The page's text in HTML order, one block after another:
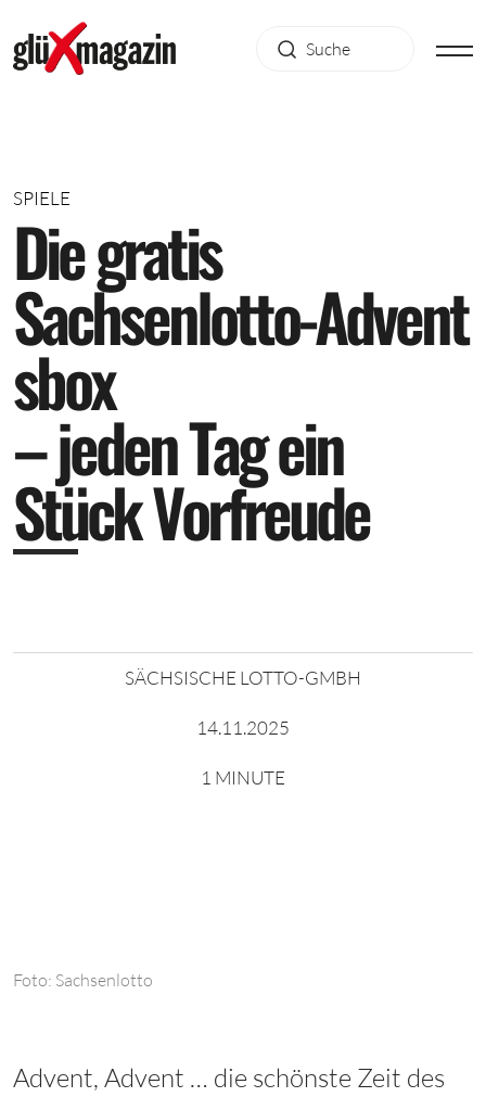
SPIELE
Diegratis
Sachsenlotto-Advent
sbox
–jedenTagein
StückVorfreude
SÄCHSISCHE LOTTO-GMBH
14.11.2025
1 MINUTE
Foto: Sachsenlotto
Advent, Advent … die schönste Zeit des